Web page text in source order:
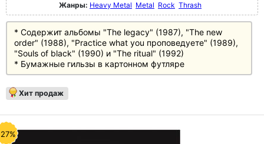
Жанры: Heavy Metal Metal Rock Thrash
* Содержит альбомы "The legacy" (1987), "The new
order" (1988), "Practice what you проповедуете" (1989),
"Souls of black" (1990) и "The ritual" (1992)
* Бумажные гильзы в картонном футляре
Хит продаж